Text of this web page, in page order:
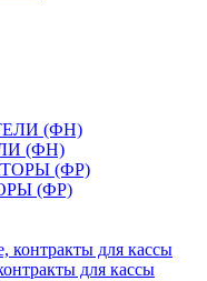
(ФН)
(ФР)
для кассы